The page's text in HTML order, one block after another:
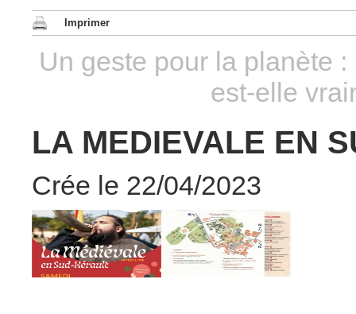
Imprimer
Un geste pour la planète
est-elle
LA MEDIEVALE EN
Crée le 22/04/2023